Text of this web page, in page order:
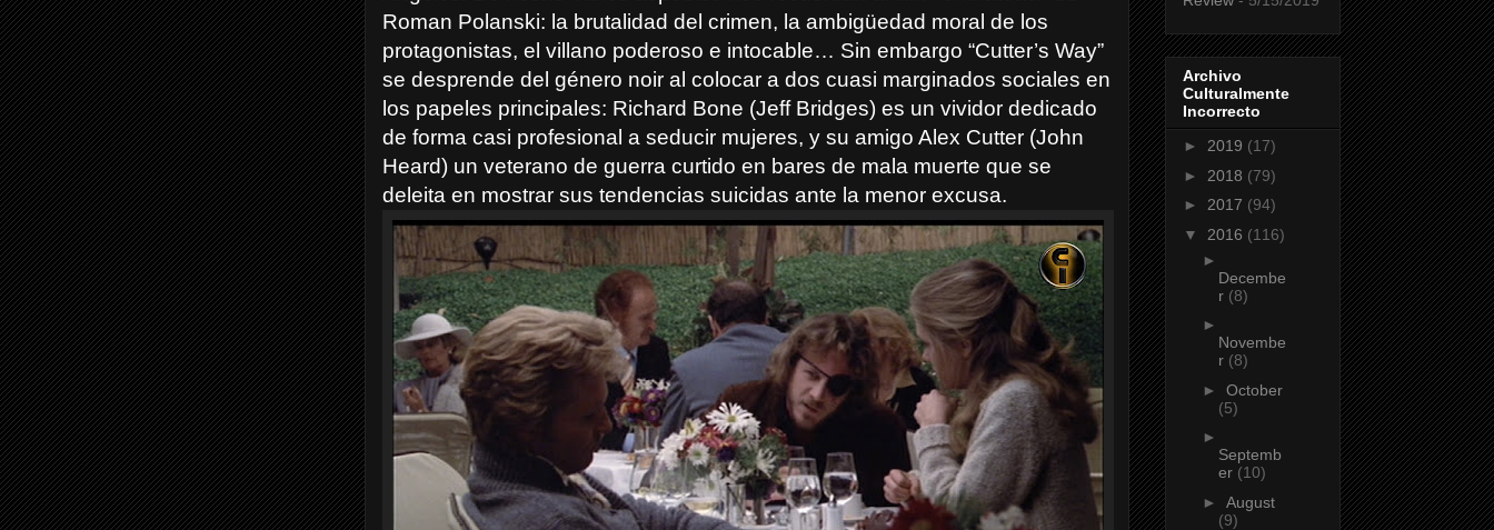
Roman Polanski: la brutalidad del crimen, la ambigüedad moral de los
protagonistas, el villano poderoso e intocable… Sin embargo “Cutter’s Way”
se desprende del género noir al colocar a dos cuasi marginados sociales en
los papeles principales: Richard Bone (Jeff Bridges) es un vividor dedicado
de forma casi profesional a seducir mujeres, y su amigo Alex Cutter (John
Heard) un veterano de guerra curtido en bares de mala muerte que se
deleita en mostrar sus tendencias suicidas ante la menor excusa.
Archivo
Culturalmente
Incorrecto
► 2019 (17)
► 2018 (79)
► 2017 (94)
▼ 2016 (116)
►
Decembe
r (8)
►
Novembe
r (8)
► October
(5)
►
Septemb
er (10)
► August
(9)